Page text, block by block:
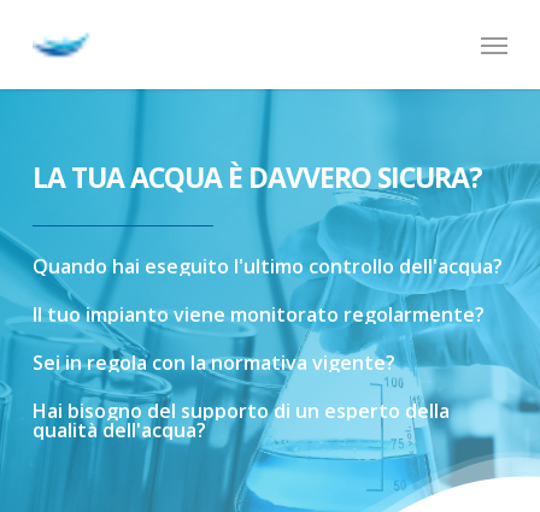
Menu
LA TUA ACQUA È DAVVERO SICURA?
Quando hai eseguito l'ultimo controllo dell'acqua?
Il tuoimpianto viene monitorato regolarmente?
Seiinregola con lanormativa vigente?
Hai bisognodel supportodi un esperto della
qualitàdell'acqua?